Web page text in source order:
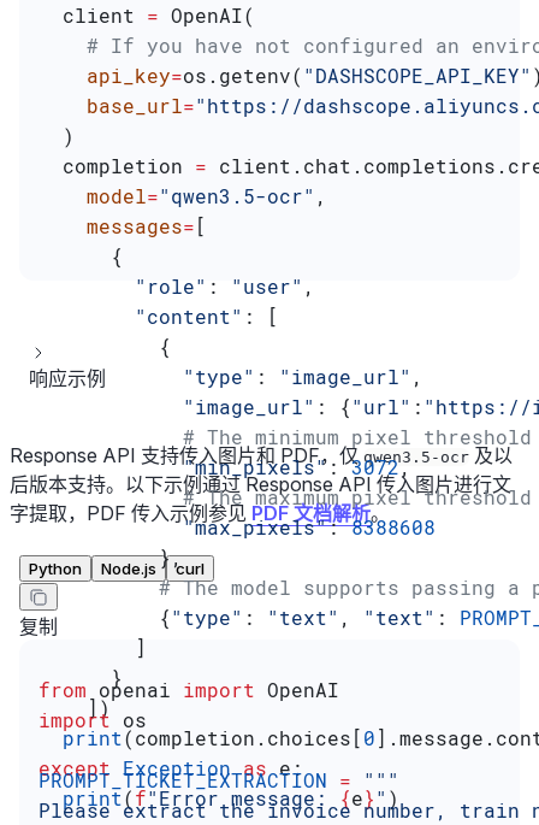
  client
= OpenAI(
# If you have not configured an
    api_key
=os.getenv( "DASHSCOPE_API_KEY"
    base_url
="https://
  )
  completion
=
    model
="qwen3.5-ocr" ,
    messages
= [
      {
        "role"
: "user" ,
        "content"
: [
          {
            "type"
: "image_url" ,
            "image_url"
: {"url" : "https://
# The minimum pixel
            "min_pixels"
: 3072,
# The maximum pixel
            "max_pixels"
: 8388608
          },
# The model supports passing a
          {
"type" : "text" , "text" :
        ]
      }
    ])
  print
(completion.choices[0
except Exception as e:
  print
(f"Error message: {e}" )
响应示例
Response API 支持传入图片和 PDF，仅qwen3.5-ocr 及以
后版本支持。以下示例通过 Response API 传入图片进行文
字提取，PDF 传入示例参见 PDF 文档解析。
Python Node.js curl
复制
from openai import OpenAI
import os
PROMPT_TICKET_EXTRACTION = """
Please extract the invoice number, train